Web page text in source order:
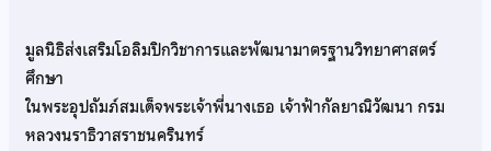
มูลนิธิส่งเสริมโอลิมปิกวิชาการและพัฒนามาตรฐานวิทยาศาสตร์
ศึกษา
ในพระอุปถัมภ์สมเด็จพระเจ้าพี่นางเธอ เจ้าฟ้ากัลยาณิวัฒนา กรม
หลวงนราธิวาสราชนครินทร์